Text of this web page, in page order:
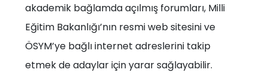
akademik bağlamda açılmış forumları, Milli
Eğitim Bakanlığı’nın resmi web sitesini ve
ÖSYM’ye bağlı internet adreslerini takip
etmek de adaylar için yarar sağlayabilir.